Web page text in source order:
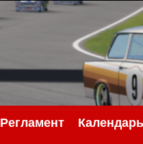
Регламент Календарь